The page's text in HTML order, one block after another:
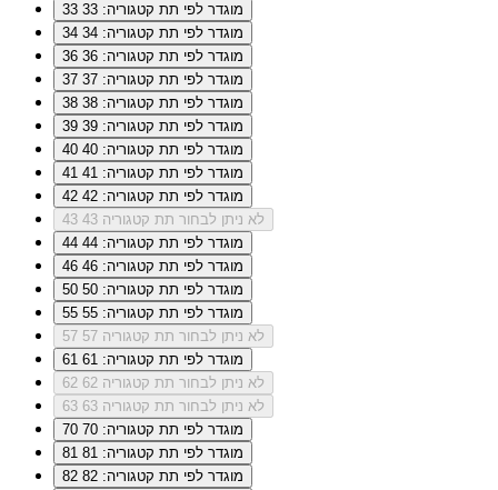
33
מוגדר לפי תת קטגוריה: 33
34
מוגדר לפי תת קטגוריה: 34
36
מוגדר לפי תת קטגוריה: 36
37
מוגדר לפי תת קטגוריה: 37
38
מוגדר לפי תת קטגוריה: 38
39
מוגדר לפי תת קטגוריה: 39
40
מוגדר לפי תת קטגוריה: 40
41
מוגדר לפי תת קטגוריה: 41
42
מוגדר לפי תת קטגוריה: 42
43
לא ניתן לבחור תת קטגוריה 43
44
מוגדר לפי תת קטגוריה: 44
46
מוגדר לפי תת קטגוריה: 46
50
מוגדר לפי תת קטגוריה: 50
55
מוגדר לפי תת קטגוריה: 55
57
לא ניתן לבחור תת קטגוריה 57
61
מוגדר לפי תת קטגוריה: 61
62
לא ניתן לבחור תת קטגוריה 62
63
לא ניתן לבחור תת קטגוריה 63
70
מוגדר לפי תת קטגוריה: 70
81
מוגדר לפי תת קטגוריה: 81
82
מוגדר לפי תת קטגוריה: 82